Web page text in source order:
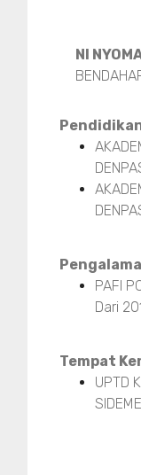
NI
PAFI
Dari
Tempat
UPTD